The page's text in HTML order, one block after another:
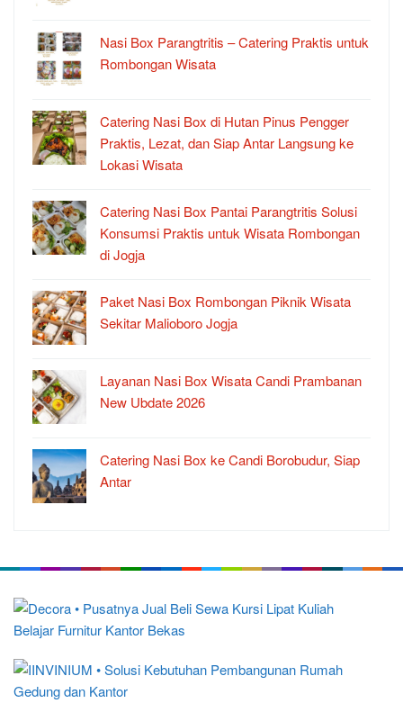
Nasi Box Parangtritis – Catering Praktis untuk
Rombongan Wisata
Catering Nasi Box di Hutan Pinus Pengger
Praktis, Lezat, dan Siap Antar Langsung ke
Lokasi Wisata
Catering Nasi Box Pantai Parangtritis Solusi
Konsumsi Praktis untuk Wisata Rombongan
di Jogja
Paket Nasi Box Rombongan Piknik Wisata
Sekitar Malioboro Jogja
Layanan Nasi Box Wisata Candi Prambanan
New Ubdate 2026
Catering Nasi Box ke Candi Borobudur, Siap
Antar